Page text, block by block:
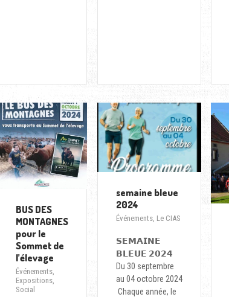
BUS DES
MONTAGNES
pour le
Sommet de
l’élevage
Événements,
Expositions,
Social
semaine bleue
2024
Événements, Le CIAS
𝗦𝗘𝗠𝗔𝗜𝗡𝗘
𝗕𝗟𝗘𝗨𝗘 𝟮𝟬𝟮𝟰
Du 30 septembre
au 04 octobre 2024
Chaque année, le